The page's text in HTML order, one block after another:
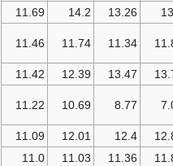
13.26
14.2
11.69
11.34
11.74
11.46
13.47
12.39
11.42
8.77
10.69
11.22
12.4
12.01
11.09
11.36
11.03
11.0